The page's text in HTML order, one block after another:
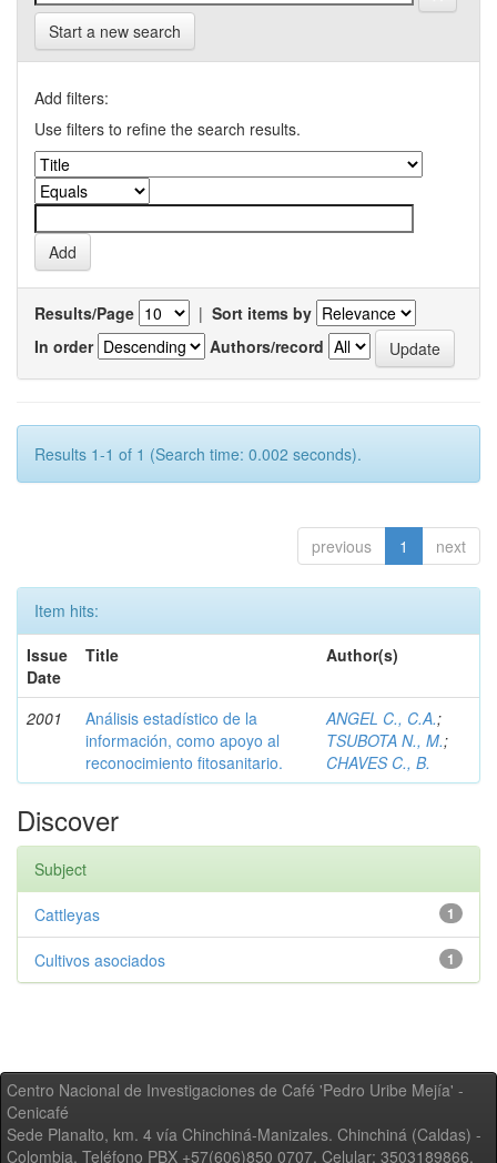
Start a new search
Add filters:
Use filters to refine the search results.
Results/Page | Sort items by
In order
Authors/record
Results 1-1 of 1 (Search time: 0.002 seconds).
previous 1 next
Item hits:
Issue
Date
Title Author(s)
2001
Análisis estadístico de la
información, como apoyo al
reconocimiento fitosanitario.
ANGEL C., C.A.;
TSUBOTA N., M.;
CHAVES C., B.
Discover
Subject
1
Cattleyas
1
Cultivos asociados
Centro Nacional de Investigaciones de Café 'Pedro Uribe Mejía' -
Cenicafé
Sede Planalto, km. 4 vía Chinchiná-Manizales. Chinchiná (Caldas) -
Colombia, Teléfono PBX +57(606)850 0707, Celular: 3503189866,